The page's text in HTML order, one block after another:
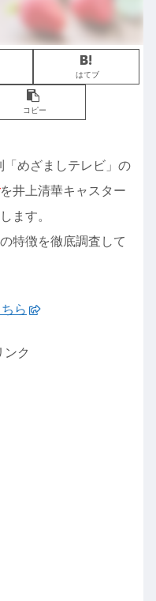
はてブ
コピー
めざましテレビ」の
を井上清華キャスター
ます。
特徴を徹底調査して
ら
ンク